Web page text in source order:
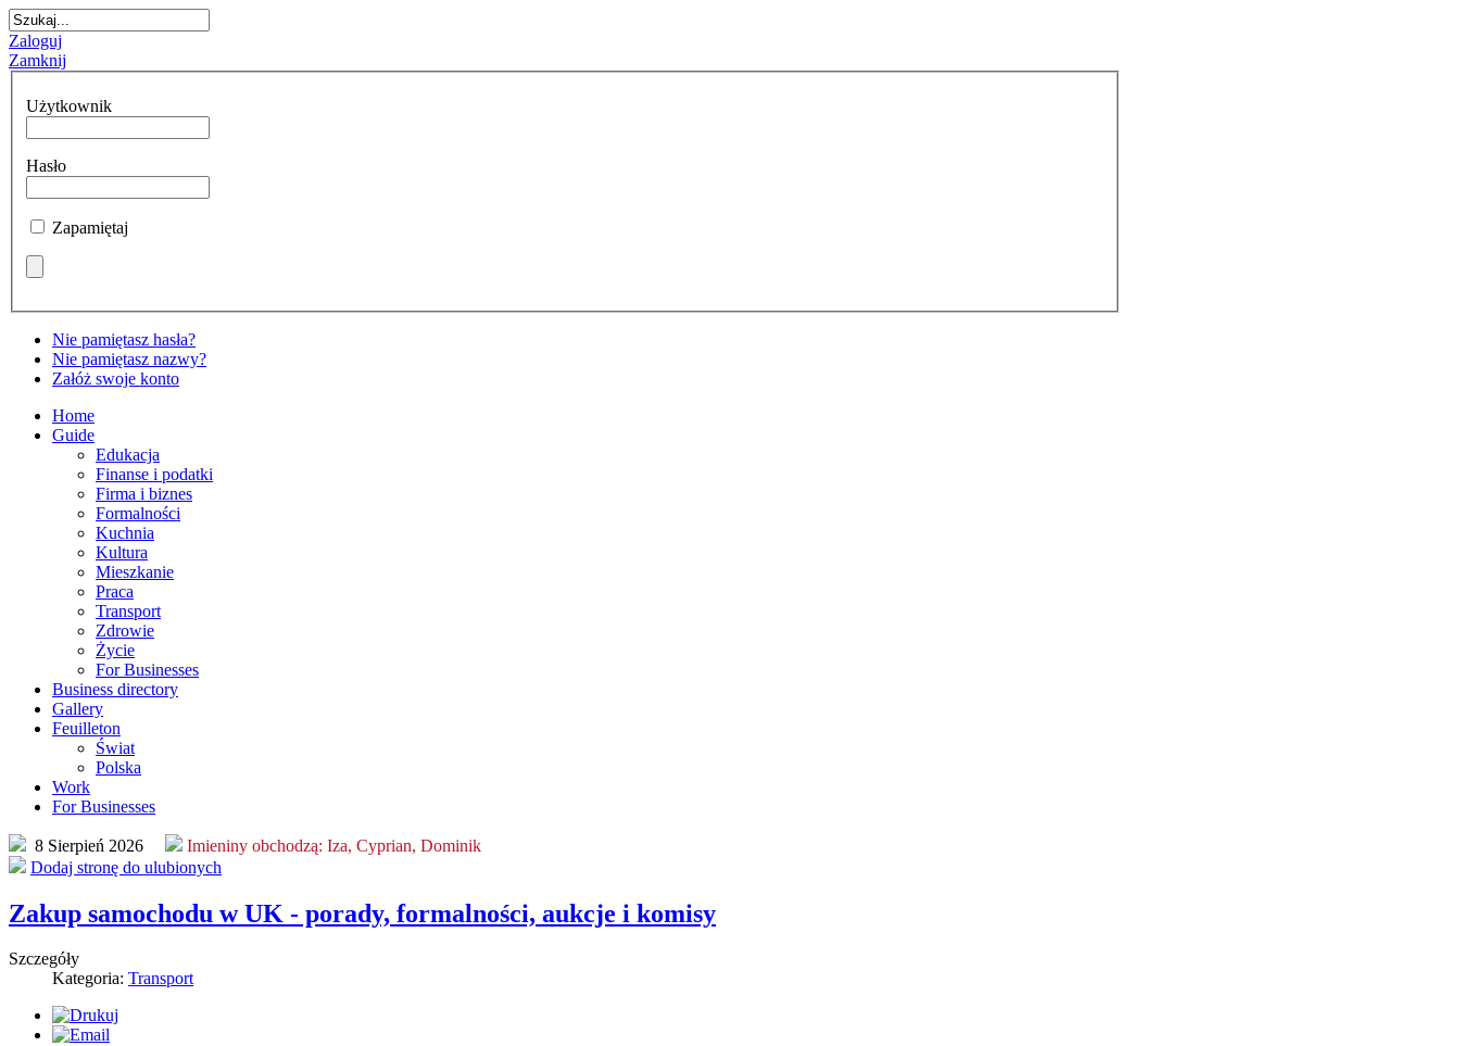
Zaloguj
Zamknij
Użytkownik
Hasło
Zapamiętaj
Nie pamiętasz hasła?
Nie pamiętasz nazwy?
Załóż swoje konto
Home
Guide
Edukacja
Finanse i podatki
Firma i biznes
Formalności
Kuchnia
Kultura
Mieszkanie
Praca
Transport
Zdrowie
Życie
For Businesses
Business directory
Gallery
Feuilleton
Świat
Polska
Work
For Businesses
8 Sierpień 2026 Imieniny obchodzą: Iza, Cyprian, Dominik
Dodaj stronę do ulubionych
Zakup samochodu w UK - porady, formalności, aukcje i komisy
Szczegóły
Kategoria: Transport